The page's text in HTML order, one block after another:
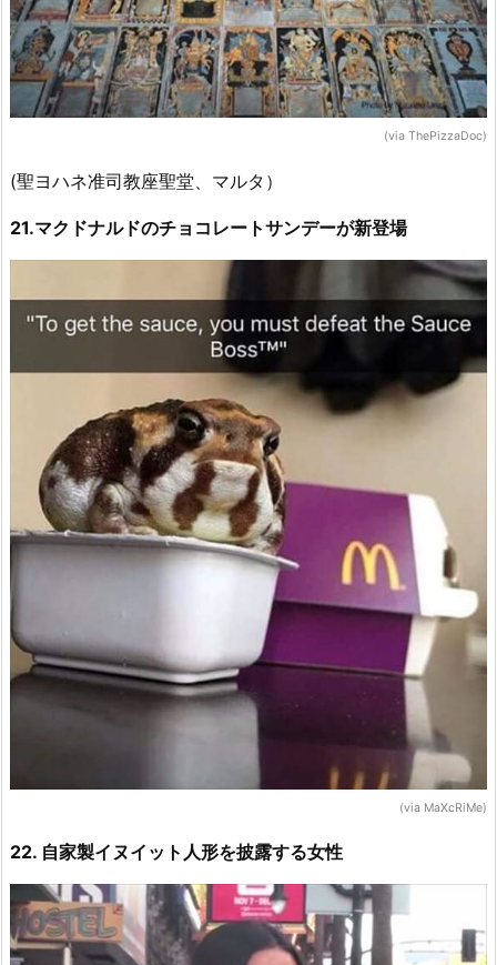
(via ThePizzaDoc)
(聖ヨハネ准司教座聖堂、マルタ）
21.マクドナルドのチョコレートサンデーが新登場
(via MaXcRiMe)
22. 自家製イヌイット人形を披露する女性